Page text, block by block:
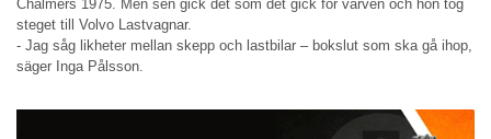
Chalmers 1975. Men sen gick det som det gick för varven och hon tog
steget till Volvo Lastvagnar.
- Jag såg likheter mellan skepp och lastbilar – bokslut som ska gå ihop,
säger Inga Pålsson.